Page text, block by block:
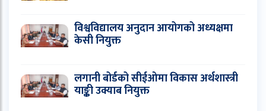
विश्वविद्यालय अनुदान आयोगको अध्यक्षमा
केसी नियुक्त
लगानी बोर्डको सीईओमा विकास अर्थशास्त्री
याङ्की उक्याब नियुक्त